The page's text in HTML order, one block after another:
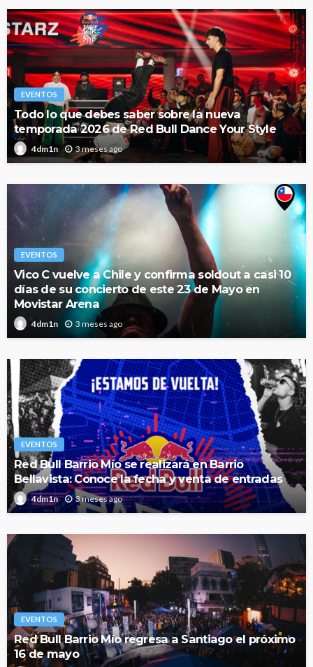
EVENTOS
Todo lo que debes saber sobre la nueva
temporada 2026 de Red Bull Dance Your Style
4dm1n 3 meses ago
EVENTOS
Vico C vuelve a Chile y confirma soldout a casi 10
días de su concierto de este 23 de Mayo en
Movistar Arena
4dm1n 3 meses ago
EVENTOS
Red Bull Barrio Mío se realizará en Barrio
Bellavista: Conoce la fecha y venta de entradas
4dm1n 3 meses ago
EVENTOS
Red Bull Barrio Mío regresa a Santiago el próximo
16 de mayo